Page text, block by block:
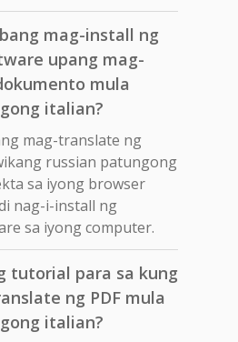
mag-install ng
upang mag-
mula
italian?
mag-translate ng
russian patungong
sa iyong browser
nag-i-install ng
sa iyong computer.
tutorial para sa kung
ng PDF mula
italian?